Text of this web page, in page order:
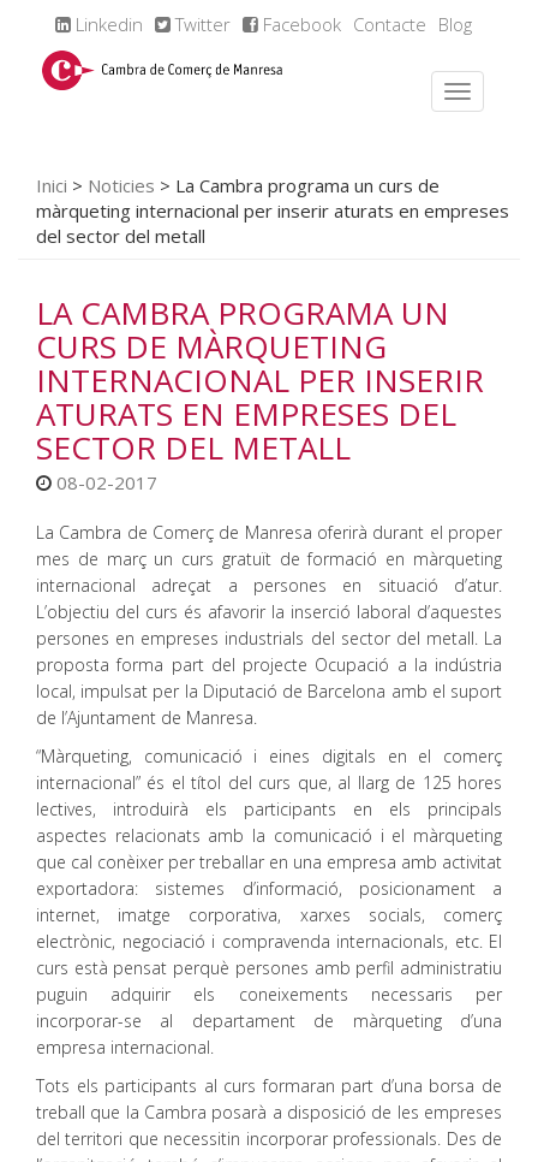
Linkedin Twitter Facebook Contacte Blog
Inici > Noticies > La Cambra programa un curs de
màrqueting internacional per inserir aturats en empreses
del sector del metall
LA CAMBRA PROGRAMA UN
CURS DE MÀRQUETING
INTERNACIONAL PER INSERIR
ATURATS EN EMPRESES DEL
SECTOR DEL METALL
08-02-2017
La Cambra de Comerç de Manresa oferirà durant el proper
mes de març un curs gratuït de formació en màrqueting
internacional adreçat a persones en situació d’atur.
L’objectiu del curs és afavorir la inserció laboral d’aquestes
persones en empreses industrials del sector del metall. La
proposta forma part del projecte Ocupació a la indústria
local, impulsat per la Diputació de Barcelona amb el suport
de l’Ajuntament de Manresa.
“Màrqueting, comunicació i eines digitals en el comerç
internacional” és el títol del curs que, al llarg de 125 hores
lectives, introduirà els participants en els principals
aspectes relacionats amb la comunicació i el màrqueting
que cal conèixer per treballar en una empresa amb activitat
exportadora: sistemes d’informació, posicionament a
internet, imatge corporativa, xarxes socials, comerç
electrònic, negociació i compravenda internacionals, etc. El
curs està pensat perquè persones amb perfil administratiu
puguin adquirir els coneixements necessaris per
incorporar-se al departament de màrqueting d’una
empresa internacional.
Tots els participants al curs formaran part d’una borsa de
treball que la Cambra posarà a disposició de les empreses
del territori que necessitin incorporar professionals. Des de